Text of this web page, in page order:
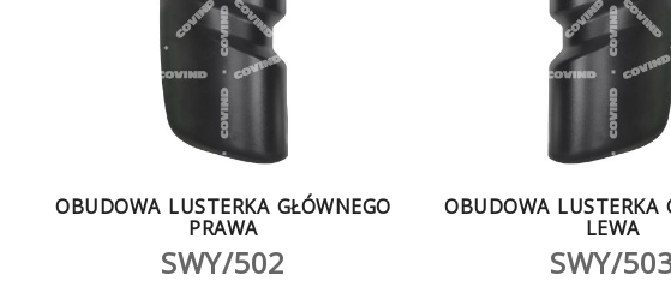
OBUDOWA LUSTERKA GŁÓWNEGO
PRAWA
SWY/502
OBUDOWA LUSTERKA
LEWA
SWY/